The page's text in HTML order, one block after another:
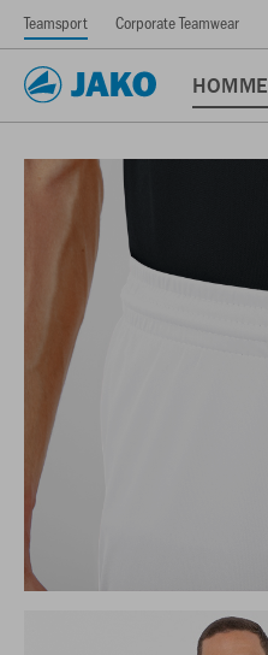
Teamsport Corporate Teamwear